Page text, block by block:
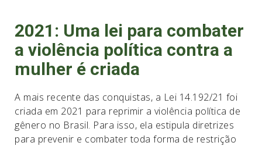
2021: Uma lei para combater
a violência política contra a
mulher é criada
A mais recente das conquistas, a Lei 14.192/21 foi
criada em 2021 para reprimir a violência política de
gênero no Brasil. Para isso, ela estipula diretrizes
para prevenir e combater toda forma de restrição